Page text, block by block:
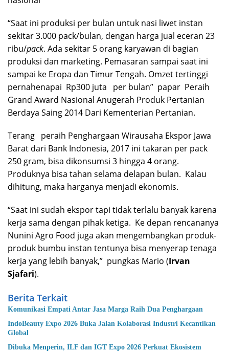
“Saat ini produksi per bulan untuk nasi liwet instan
sekitar 3.000 pack/bulan, dengan harga jual eceran 23
ribu/pack. Ada sekitar 5 orang karyawan di bagian
produksi dan marketing. Pemasaran sampai saat ini
sampai ke Eropa dan Timur Tengah. Omzet tertinggi
pernahenapai Rp300 juta per bulan” papar Peraih
Grand Award Nasional Anugerah Produk Pertanian
Berdaya Saing 2014 Dari Kementerian Pertanian.
Terang peraih Penghargaan Wirausaha Ekspor Jawa
Barat dari Bank Indonesia, 2017 ini takaran per pack
250 gram, bisa dikonsumsi 3 hingga 4 orang.
Produknya bisa tahan selama delapan bulan. Kalau
dihitung, maka harganya menjadi ekonomis.
“Saat ini sudah ekspor tapi tidak terlalu banyak karena
kerja sama dengan pihak ketiga. Ke depan rencananya
Nunini Agro Food juga akan mengembangkan produk-
produk bumbu instan tentunya bisa menyerap tenaga
kerja yang lebih banyak,” pungkas Mario (Irvan
Sjafari).
Berita Terkait
Komunikasi Empati Antar Jasa Marga Raih Dua Penghargaan
IndoBeauty Expo 2026 Buka Jalan Kolaborasi Industri Kecantikan
Global
Dibuka Menperin, ILF dan IGT Expo 2026 Perkuat Ekosistem